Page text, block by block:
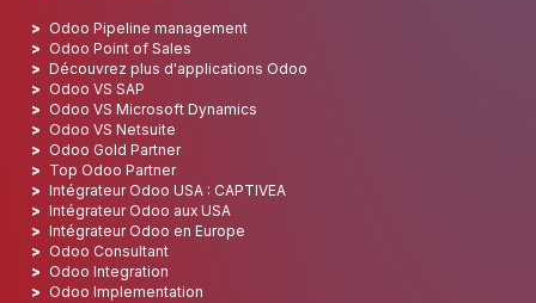
Odoo Pipeline management
Odoo Point of Sales
Découvrez plus d'applications Odoo
Odoo VS SAP
Odoo VS Microsoft Dynamics
Odoo VS Netsuite
Odoo Gold Partner
Top Odoo Partner
Intégrateur Odoo USA : CAPTIVEA
Intégrateur Odoo aux USA
Intégrateur Odoo en Europe
Odoo Consultant
Odoo Integration
Odoo Implementation